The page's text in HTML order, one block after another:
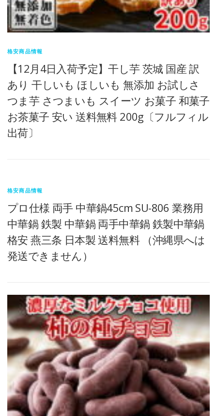
格安商品情報
【12月4日入荷予定】干し芋 茨城 国産 訳
あり 干しいも ほしいも 無添加 お試しさ
つま芋 さつまいも スイーツ お菓子 和菓子
お茶菓子 安い 送料無料 200g〔フルフィル
出荷〕
格安商品情報
プロ仕様 両手 中華鍋45cm SU-806 業務用
中華鍋 鉄製 中華鍋 両手中華鍋 鉄製中華鍋
格安 燕三条 日本製 送料無料 （沖縄県へは
発送できません）